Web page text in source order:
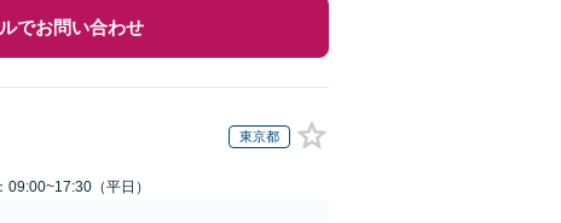
でお問い合わせ
東京都
09:00~17:30（平日）